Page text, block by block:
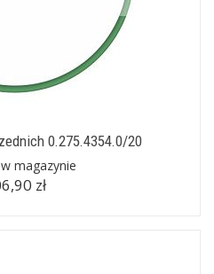
0.275.4354.0/20
magazynie
zł